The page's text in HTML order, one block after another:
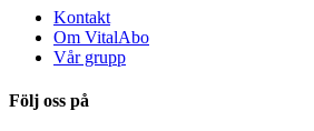
Kontakt
Om VitalAbo
Vår grupp
Följ oss på